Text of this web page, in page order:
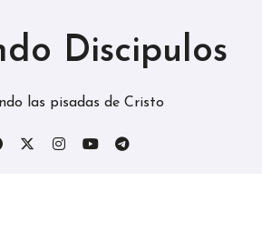
Discipulos
las pisadas de Cristo